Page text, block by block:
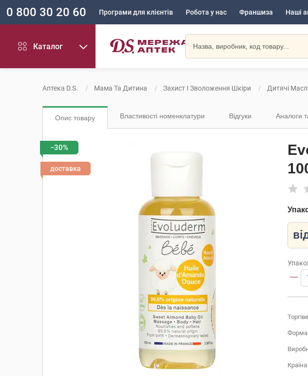
0 800 30 20 60 Програми для клієнтів Робота у нас Франшиза Наші
Каталог
Аптека D.S. Мама Та Дитина Захист І Зволоження Шкіри Дитячі
Опис товару Властивості номенклатури Відгуки Аналоги
−30%
доставка
Форма